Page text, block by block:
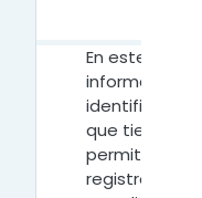
En este
información
identificar las
que tiene tu
permitirán
registros de